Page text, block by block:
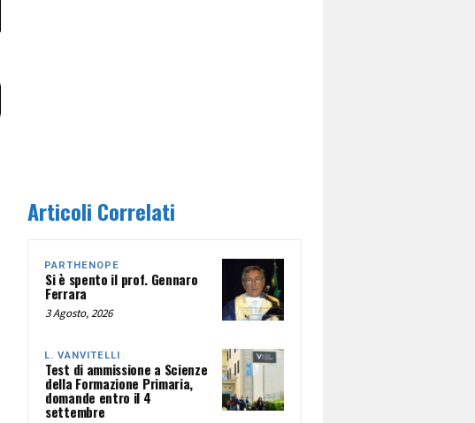
Articoli Correlati
PARTHENOPE
Si è spento il prof. Gennaro
Ferrara
3 Agosto, 2026
L. VANVITELLI
Test di ammissione a Scienze
della Formazione Primaria,
domande entro il 4
settembre